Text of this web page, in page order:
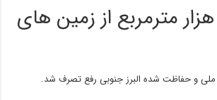
مترمربع از زمین های